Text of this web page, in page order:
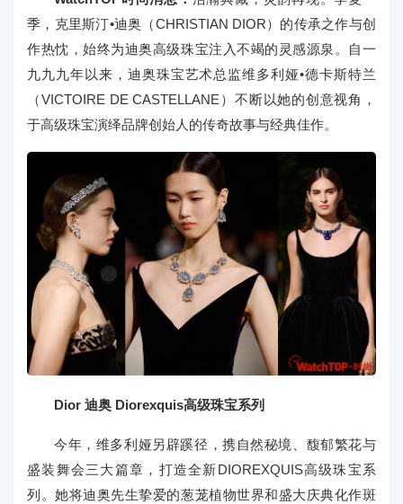
季，克里斯汀•迪奥（CHRISTIAN DIOR）的传承之作与创
作热忱，始终为迪奥高级珠宝注入不竭的灵感源泉。自一
九九九年以来，迪奥珠宝艺术总监维多利娅•德卡斯特兰
（VICTOIRE DE CASTELLANE）不断以她的创意视角，
于高级珠宝演绎品牌创始人的传奇故事与经典佳作。
Dior 迪奥 Diorexquis高级珠宝系列
今年，维多利娅另辟蹊径，携自然秘境、馥郁繁花与
盛装舞会三大篇章，打造全新DIOREXQUIS高级珠宝系
列。她将迪奥先生挚爱的葱茏植物世界和盛大庆典化作斑